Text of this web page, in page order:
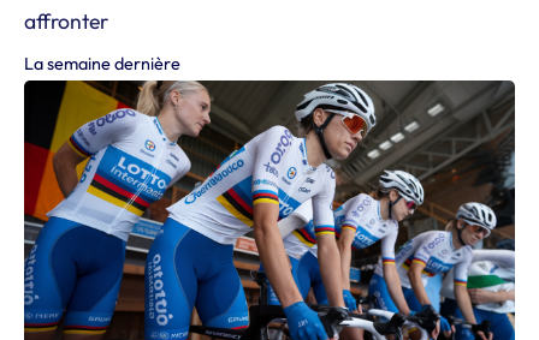
affronter
La semaine dernière